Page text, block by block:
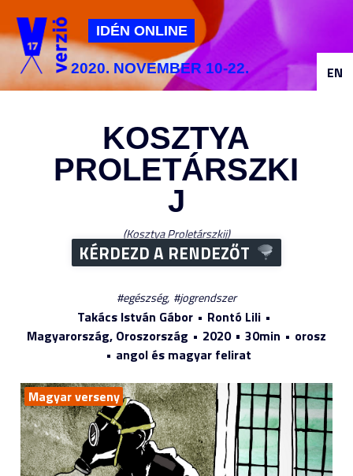
Jump to navigation
IDÉN ONLINE
2020. NOVEMBER 10-22.
KOSZTYA
PROLETÁRSZKI
J
Kosztya Proletárszkij
KÉRDEZD A RENDEZŐT
egészség jogrendszer
Takács István Gábor
Rontó Lili
Magyarország, Oroszország
2020 30min
orosz
angol és magyar felirat
Magyar verseny
EN